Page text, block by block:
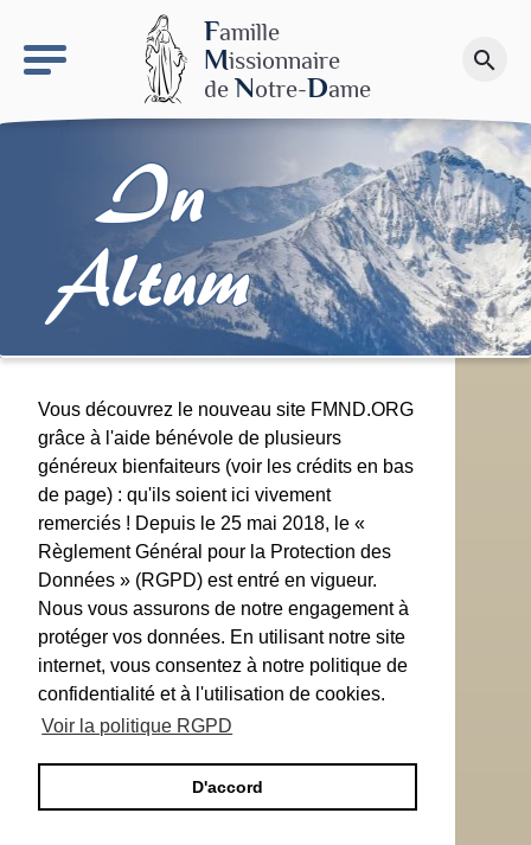
Famille
Missionnaire
de Notre-Dame
search
Faire un don
In
Altum
Vous découvrez le nouveau site FMND.ORG
grâce à l'aide bénévole de plusieurs
généreux bienfaiteurs (voir les crédits en bas
de page) : qu'ils soient ici vivement
remerciés ! Depuis le 25 mai 2018, le «
Règlement Général pour la Protection des
Données » (RGPD) est entré en vigueur.
Nous vous assurons de notre engagement à
protéger vos données. En utilisant notre site
internet, vous consentez à notre politique de
confidentialité et à l'utilisation de cookies.
Voir la politique RGPD
D'accord